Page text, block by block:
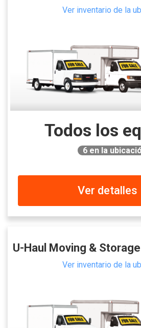
Ver inventario de la
Todos los
6en la
Ver detalles
U-Haul Moving &
Ver inventario de la